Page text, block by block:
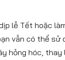
lễ Tết hoặc
vẫn có thể
hỏng hóc,